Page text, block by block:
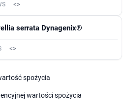
<>
serrata Dynagenix®
<>
spożycia
wartości spożycia